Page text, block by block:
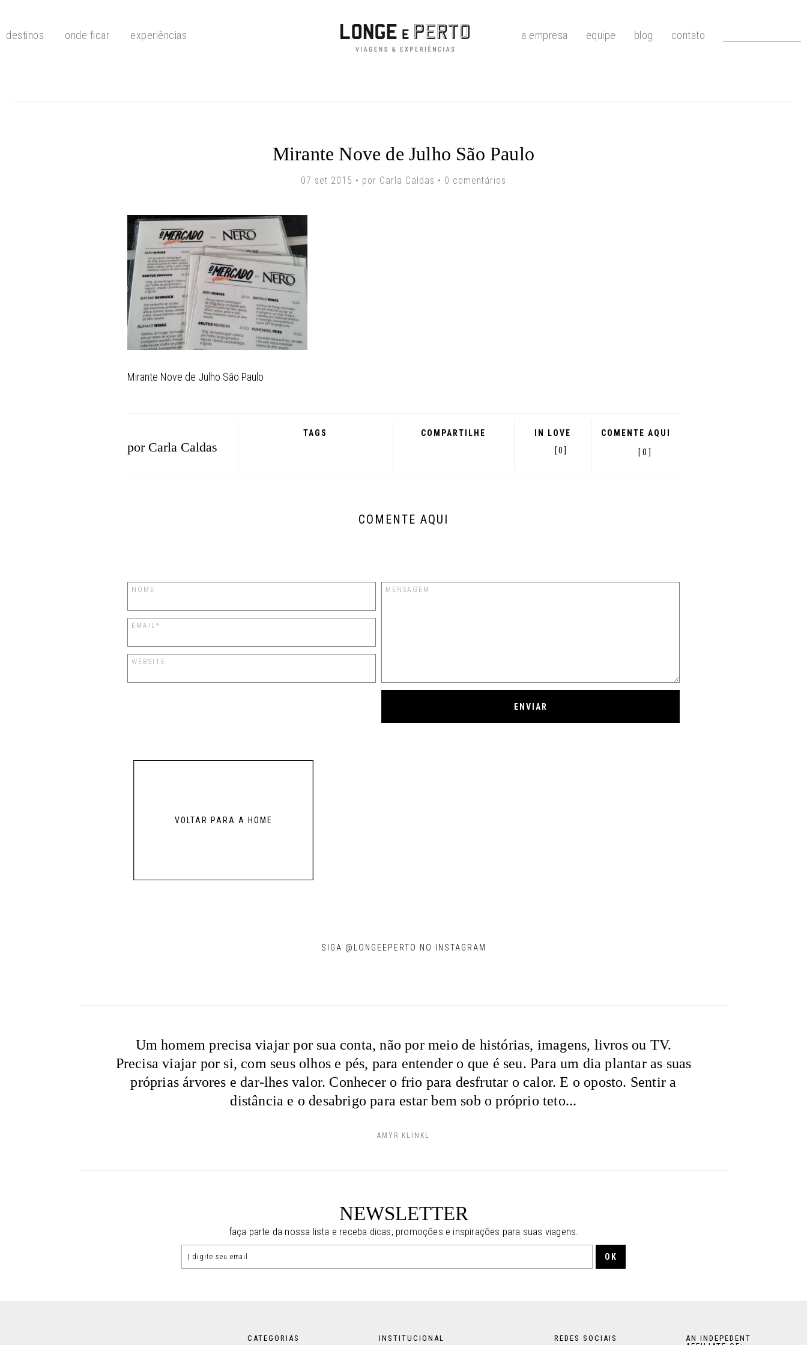
destinos onde ficar experiências a empresa equipe blog contato
Mirante Nove de Julho São Paulo
07 set 2015 • por Carla Caldas • 0 comentários
Mirante Nove de Julho São Paulo
por Carla Caldas
TAGS COMPARTILHE
IN LOVE
[ 0 ]
COMENTE AQUI
[ 0 ]
COMENTE AQUI
VOLTAR PARA A HOME
SIGA @LONGEEPERTO NO INSTAGRAM
Um homem precisa viajar por sua conta, não por meio de histórias, imagens, livros ou TV.
Precisa viajar por si, com seus olhos e pés, para entender o que é seu. Para um dia plantar as suas
próprias árvores e dar-lhes valor. Conhecer o frio para desfrutar o calor. E o oposto. Sentir a
distância e o desabrigo para estar bem sob o próprio teto...
AMYR KLINKL
NEWSLETTER
faça parte da nossa lista e receba dicas, promoções e inspirações para suas viagens.
AN INDEPEDENT
CATEGORIAS INSTITUCIONAL REDES SOCIAIS